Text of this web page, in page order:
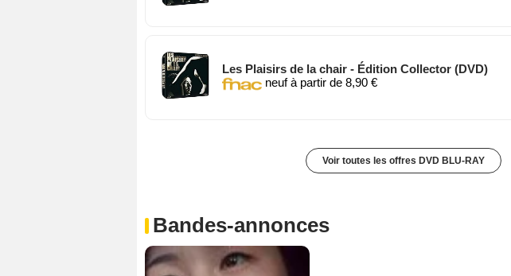
Les Plaisirs de la chair - Édition Collector (DVD)
neuf à partir de 8,90 €
Voir toutes les offres DVD BLU-RAY
Bandes-annonces